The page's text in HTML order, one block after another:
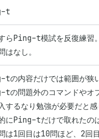
t
らPing-t模試を反復練習。
はなし。
の内容だけでは範囲が狭
の問題外のコマンドやオ
するなり勉強が必要だと感
にPing-tだけで取れたの
は1回目は10問ほど、2回